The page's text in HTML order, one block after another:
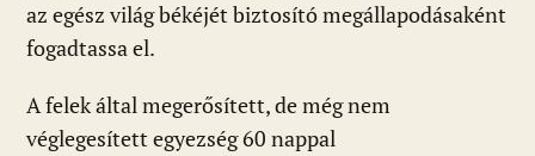
az egész világ békéjét biztosító megállapodásaként
fogadtassa el.
A felek által megerősített, de még nem
véglegesített egyezség 60 nappal